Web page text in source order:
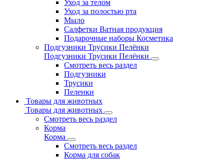
Уход за телом
Уход за полостью рта
Мыло
Салфетки Ватная продукция
Подарочные наборы Косметика
Подгузники Трусики Пелёнки
Подгузники Трусики Пелёнки
Смотреть весь раздел
Подгузники
Трусики
Пеленки
Товары для животных
Товары для животных
Смотреть весь раздел
Корма
Корма
Смотреть весь раздел
Корма для собак